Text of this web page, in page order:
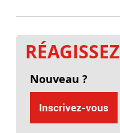
RÉAGISSEZ
Nouveau ?
Inscrivez-vous